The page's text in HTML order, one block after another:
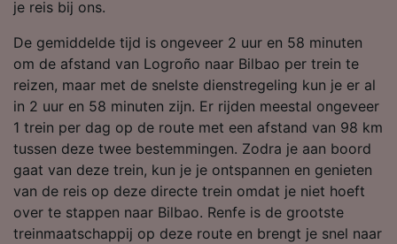
je reis bij ons.
De gemiddelde tijd is ongeveer 2 uur en 58 minuten
om de afstand van Logroño naar Bilbao per trein te
reizen, maar met de snelste dienstregeling kun je er al
in 2 uur en 58 minuten zijn. Er rijden meestal ongeveer
1 trein per dag op de route met een afstand van 98 km
tussen deze twee bestemmingen. Zodra je aan boord
gaat van deze trein, kun je je ontspannen en genieten
van de reis op deze directe trein omdat je niet hoeft
over te stappen naar Bilbao. Renfe is de grootste
treinmaatschappij op deze route en brengt je snel naar